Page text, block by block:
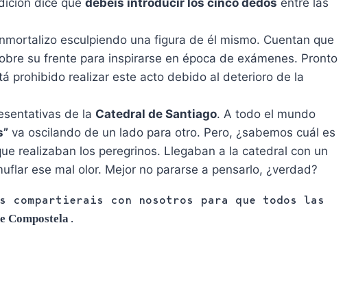
dice que debéis introducir los cinco dedos entre las
esculpiendo una figura de él mismo. Cuentan que
su frente para inspirarse en época de exámenes. Pronto
prohibido realizar este acto debido al deterioro de la
de la Catedral de Santiago. A todo el mundo
va oscilando de un lado para otro. Pero, ¿sabemos cuál es
realizaban los peregrinos. Llegaban a la catedral con un
ese mal olor. Mejor no pararse a pensarlo, ¿verdad?
compartierais con nosotros para que todos las
Compostela .